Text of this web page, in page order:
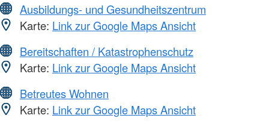
Ausbildungs- und Gesundheitszentrum
Karte: Link zur Google Maps Ansicht
Bereitschaften / Katastrophenschutz
Karte: Link zur Google Maps Ansicht
Betreutes Wohnen
Karte: Link zur Google Maps Ansicht